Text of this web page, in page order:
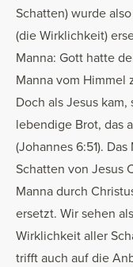
Schatten) wurde
(die Wirklichkeit)
Manna: Gott hatte
Manna vom Himmel
Doch als Jesus
lebendige Brot, das
(Johannes 6:51).
Schatten von Jesus
Manna durch
ersetzt. Wir sehen
Wirklichkeit aller
trifft auch auf die